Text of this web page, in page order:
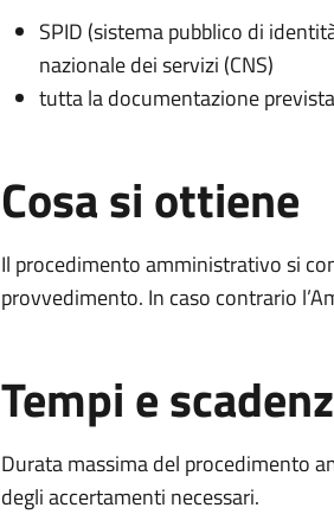
SPID (sistema pubblico di
nazionale dei servizi (CNS)
tutta la documentazione
Cosa si ottiene
Il procedimento amministrativo si
provvedimento. In caso contrario
Tempi e
Durata massima del procedimento
degli accertamenti necessari.